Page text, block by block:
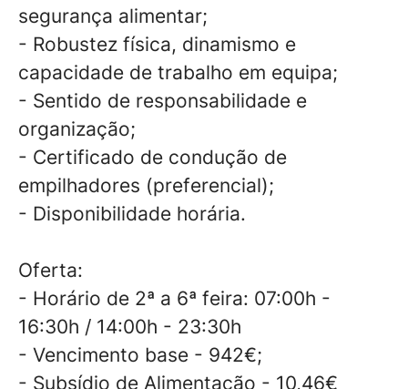
segurança alimentar;
- Robustez física, dinamismo e
capacidade de trabalho em equipa;
- Sentido de responsabilidade e
organização;
- Certificado de condução de
empilhadores (preferencial);
- Disponibilidade horária.
Oferta:
- Horário de 2ª a 6ª feira: 07:00h -
16:30h / 14:00h - 23:30h
- Vencimento base - 942€;
- Subsídio de Alimentação - 10,46€